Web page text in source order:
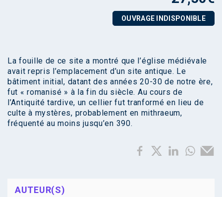
OUVRAGE INDISPONIBLE
La fouille de ce site a montré que l’église médiévale
avait repris l’emplacement d’un site antique. Le
bâtiment initial, datant des années 20-30 de notre ère,
fut « romanisé » à la fin du siècle. Au cours de
l’Antiquité tardive, un cellier fut tranformé en lieu de
culte à mystères, probablement en mithraeum,
fréquenté au moins jusqu’en 390.
AUTEUR(S)